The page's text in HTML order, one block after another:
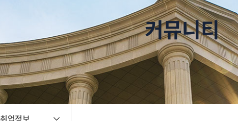
커뮤니티
취업정보